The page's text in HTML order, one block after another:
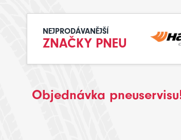
NEJPRODÁVANĚJŠÍ
ZNAČKY PNEU
Objednávka